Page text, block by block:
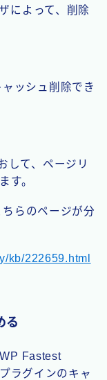
によって、削除
ャッシュ削除でき
して、ページリ
す。
らのページが分
kb/222659.html
る
Fastest
ラグインのキャ